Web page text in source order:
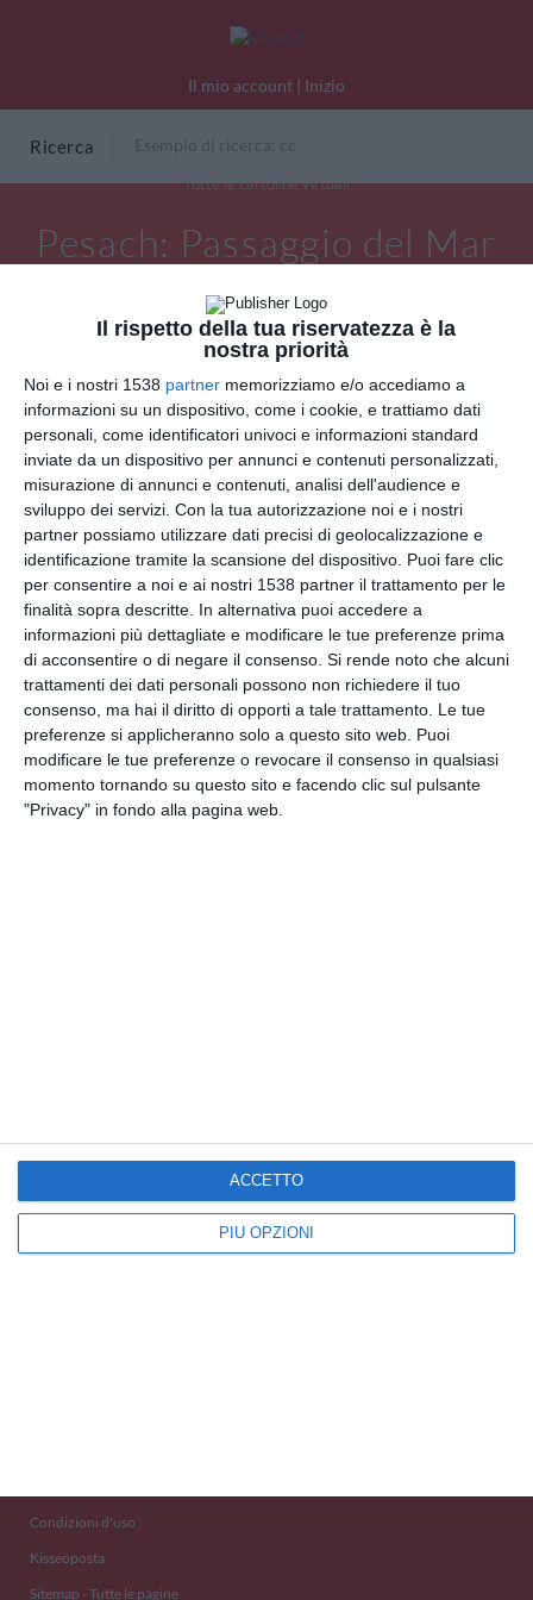
Il rispetto della tua riservatezza è la
nostra priorità
Noi e i nostri 1538 partner memorizziamo e/o accediamo a
informazioni su un dispositivo, come i cookie, e trattiamo dati
personali, come identificatori univoci e informazioni standard
inviate da un dispositivo per annunci e contenuti personalizzati,
misurazione di annunci e contenuti, analisi dell'audience e
sviluppo dei servizi. Con la tua autorizzazione noi e i nostri
partner possiamo utilizzare dati precisi di geolocalizzazione e
identificazione tramite la scansione del dispositivo. Puoi fare clic
per consentire a noi e ai nostri 1538 partner il trattamento per le
finalità sopra descritte. In alternativa puoi accedere a
informazioni più dettagliate e modificare le tue preferenze prima
di acconsentire o di negare il consenso. Si rende noto che alcuni
trattamenti dei dati personali possono non richiedere il tuo
consenso, ma hai il diritto di opporti a tale trattamento. Le tue
preferenze si applicheranno solo a questo sito web. Puoi
modificare le tue preferenze o revocare il consenso in qualsiasi
momento tornando su questo sito e facendo clic sul pulsante
"Privacy" in fondo alla pagina web.
PIÙ OPZIONI
ACCETTO
Il mio account | Inizio
Ricerca
Tutte le cartoline virtuali
Pesach: Passaggio del Mar
Rosso
INVIA QUESTA CARTOLINA
via Email(GRATUITO)
CONDIVIDI QUESTA
CARTOLINA
Facebook, Twitter, WhatsApp, ...
Condizioni d'uso
Kisseoposta
Sitemap - Tutte le pagine